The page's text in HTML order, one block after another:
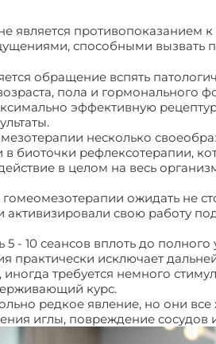
является противопоказанием
способными вызвать
обращение вспять
пола и гормонального
эффективную
несколько
биоточки рефлексотерапии,
в целом на весь
ожидать не
свою работу
- 10 сеансов вплоть до
практически исключает
требуется немного
курс.
редкое явление, но они
иглы, повреждение сосудов